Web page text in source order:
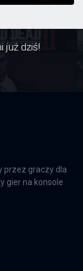
już dziś!
przez graczy dla
gier na konsole